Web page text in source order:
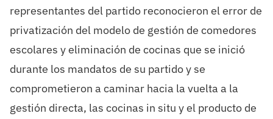
representantes del partido reconocieron el error de
privatización del modelo de gestión de comedores
escolares y eliminación de cocinas que se inició
durante los mandatos de su partido y se
comprometieron a caminar hacia la vuelta a la
gestión directa, las cocinas in situ y el producto de